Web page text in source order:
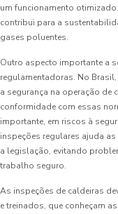
um funcionamento
contribui para a
gases poluentes.
Outro aspecto importante a
regulamentadoras. No Brasil,
a segurança na operação de
conformidade com essas
importante, em riscos à
inspeções regulares ajuda
a legislação, evitando
trabalho seguro.
As inspeções de caldeiras
e treinados, que conheçam